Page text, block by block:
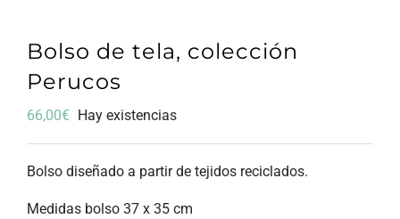
Bolso de tela, colección
Perucos
66,00€ Hay existencias
Bolso diseñado a partir de tejidos reciclados.
Medidas bolso 37 x 35 cm